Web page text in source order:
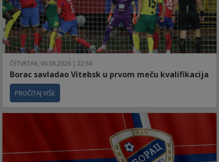
ČETVRTAK, 06.08.2026 | 22:36
Borac savladao Vitebsk u prvom meču kvalifikacija
PROČITAJ VIŠE